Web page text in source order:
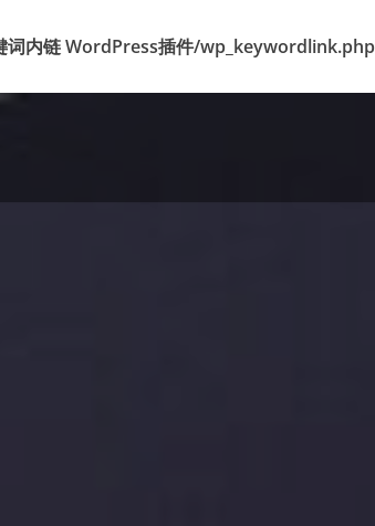
内链 WordPress插件/wp_keywordlink.php